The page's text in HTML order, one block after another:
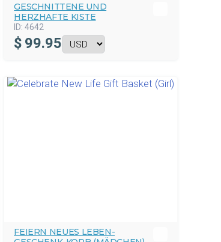
GESCHNITTENE UND
HERZHAFTE KISTE
ID: 4642
$ 99.95
FEIERN NEUES LEBEN-